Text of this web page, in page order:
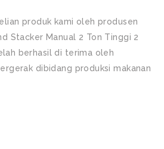
produk kami oleh produsen
Stacker Manual 2 Ton Tinggi 2
berhasil di terima oleh
dibidang produksi makanan